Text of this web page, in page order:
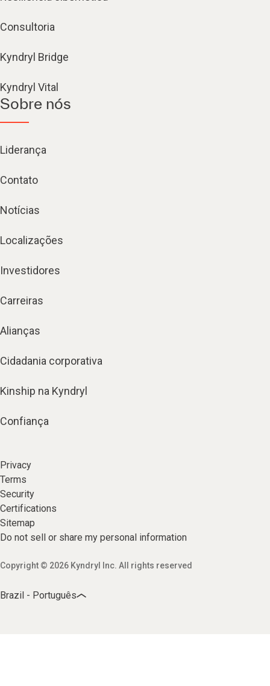
Consultoria
Kyndryl Bridge
Kyndryl Vital
Sobre nós
Liderança
Contato
Notícias
Localizações
Investidores
Carreiras
Alianças
Cidadania corporativa
Kinship na Kyndryl
Confiança
Privacy
Terms
Security
Certifications
Sitemap
Do not sell or share my personal information
Copyright © 2026 Kyndryl Inc. All rights reserved
Brazil - Português